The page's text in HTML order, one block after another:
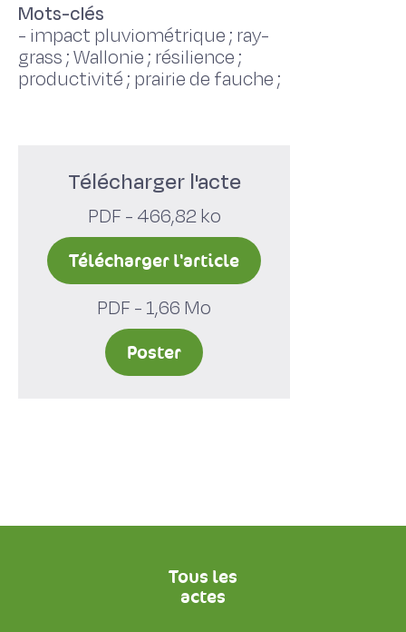
Mots-clés
- impact pluviométrique ; ray-
grass ; Wallonie ; résilience ;
productivité ; prairie de fauche ;
Télécharger l'acte
PDF - 466,82 ko
Télécharger l'article
PDF - 1,66 Mo
Poster
Tous les
actes